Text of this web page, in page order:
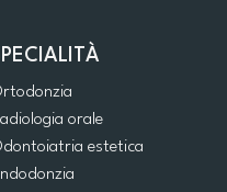
orale
estetica